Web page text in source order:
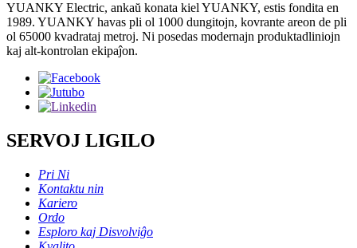
YUANKY Electric, ankaŭ konata kiel YUANKY, estis fondita en
1989. YUANKY havas pli ol 1000 dungitojn, kovrante areon de pli
ol 65000 kvadrataj metroj. Ni posedas modernajn produktadliniojn
kaj alt-kontrolan ekipaĵon.
SERVOJ LIGILO
Pri Ni
Kontaktu nin
Kariero
Ordo
Esploro kaj Disvolviĝo